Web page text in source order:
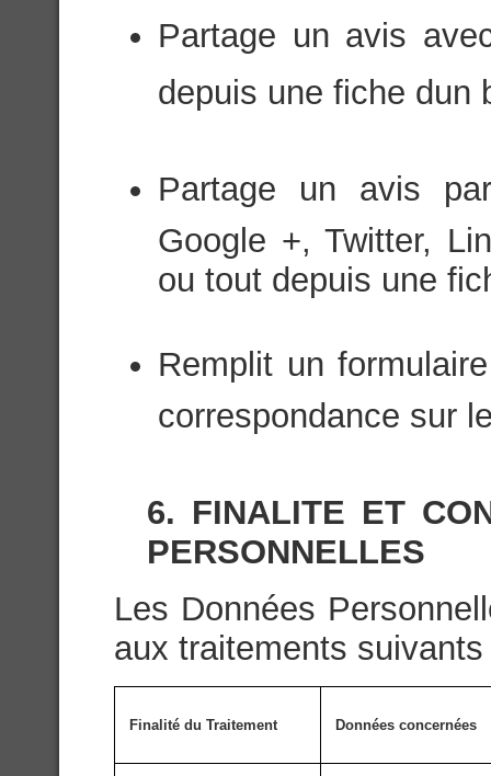
Partage un avis
depuis une fiche dun
Partage un avis
Google +, Twitter,
ou tout depuis une
Remplit un
correspondance sur
6. FINALITE ET
PERSONNELLES
Les Données
aux traitements
Finalité du Traitement Données concernées